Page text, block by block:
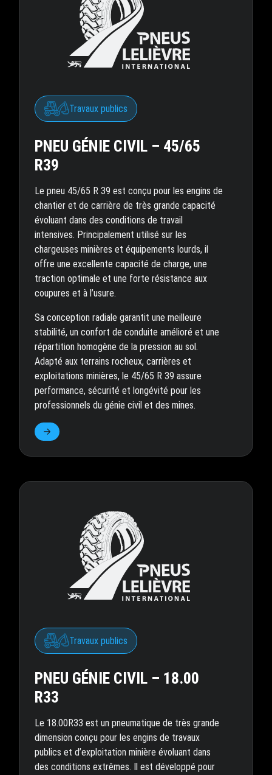
Travaux publics
PNEU GÉNIE CIVIL – 45/65
R39
Le pneu 45/65 R 39 est conçu pour les engins de
chantier et de carrière de très grande capacité
évoluant dans des conditions de travail
intensives. Principalement utilisé sur les
chargeuses minières et équipements lourds, il
offre une excellente capacité de charge, une
traction optimale et une forte résistance aux
coupures et à l’usure.
Sa conception radiale garantit une meilleure
stabilité, un confort de conduite amélioré et une
répartition homogène de la pression au sol.
Adapté aux terrains rocheux, carrières et
exploitations minières, le 45/65 R 39 assure
performance, sécurité et longévité pour les
professionnels du génie civil et des mines.
Travaux publics
PNEU GÉNIE CIVIL – 18.00
R33
Le 18.00R33 est un pneumatique de très grande
dimension conçu pour les engins de travaux
publics et d’exploitation minière évoluant dans
des conditions extrêmes. Il est développé pour